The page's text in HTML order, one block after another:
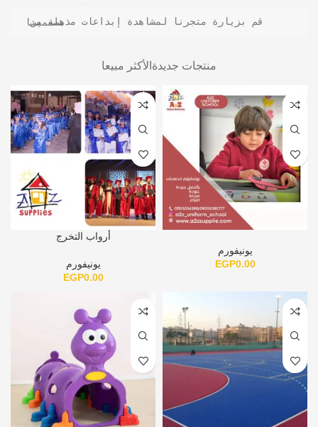
قم بزيارة متجرنا لمشاهدة إبداعات مذهلة من مصممينا
منتجات جديدة الأكثر مبيعا
يونيفورم
EGP0.00
أرواب التخرج
يونيفورم
EGP0.00